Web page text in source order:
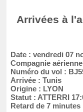
Arrivées à
Date : vendredi 07
Compagnie
Numéro du vol :
Arrivée : Tunis
Origine : LYON
Statut : ATTERRI
Retard de 7 minutes